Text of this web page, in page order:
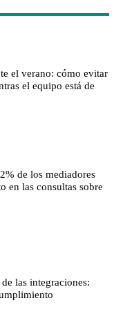
el verano: cómo evitar
el equipo está de
de los mediadores
en las consultas sobre
las integraciones: